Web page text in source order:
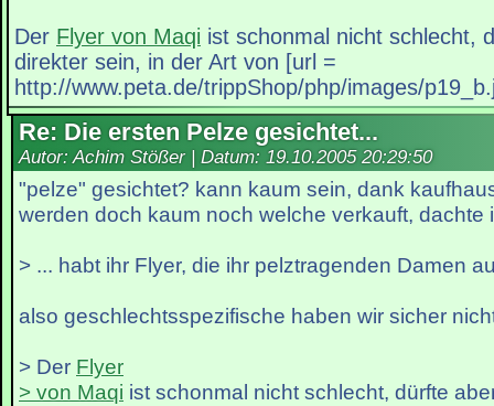
Der Flyer von Maqi ist schonmal nicht schlecht,
direkter sein, in der Art von [url =
http://www.peta.de/trippShop/php/images/
Re: Die ersten Pelze gesichtet...
Autor: Achim Stößer | Datum: 19.10.2005 20:29:50
"pelze" gesichtet? kann kaum sein, dank
werden doch kaum noch welche verkauft, dachte
> ... habt ihr Flyer, die ihr pelztragenden Damen
also geschlechtsspezifische haben wir sicher
> Der Flyer
> von Maqi ist schonmal nicht schlecht, dürfte